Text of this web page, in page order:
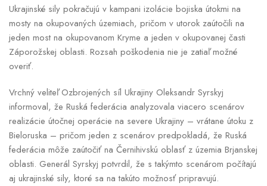
Ukrajinské sily pokračujú v kampani izolácie bojiska útokmi na
mosty na okupovaných územiach, pričom v utorok zaútočili na
jeden most na okupovanom Kryme a jeden v okupovanej časti
Záporožskej oblasti. Rozsah poškodenia nie je zatiaľ možné
overiť.
Vrchný veliteľ Ozbrojených síl Ukrajiny Oleksandr Syrskyj
informoval, že Ruská federácia analyzovala viacero scenárov
realizácie útočnej operácie na severe Ukrajiny – vrátane útoku z
Bieloruska – pričom jeden z scenárov predpokladá, že Ruská
federácia môže zaútočiť na Černihivskú oblasť z územia Brjanskej
oblasti. Generál Syrskyj potvrdil, že s takýmto scenárom počítajú
aj ukrajinské sily, ktoré sa na takúto možnosť pripravujú.